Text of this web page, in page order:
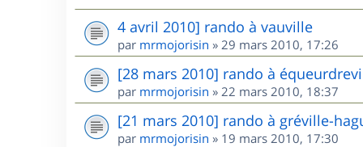
4 avril 2010] rando à vauville
par mrmojorisin » 29 mars 2010, 17:26
[28 mars 2010] rando à
par mrmojorisin » 22 mars 2010, 18:37
[21 mars 2010] rando à gréville-
par mrmojorisin » 19 mars 2010, 17:30